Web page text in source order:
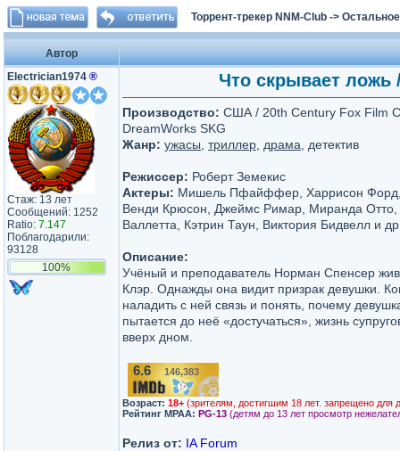
Торрент-трекер NNM-Club -> Остальное
Автор
Electrician1974 ®
Стаж: 13 лет
Сообщений: 1252
Ratio: 7.147
Поблагодарили:
93128
100%
Что скрывает ложь
Производство: США / 20th Century Fox Film
DreamWorks SKG
Жанр: ужасы триллер драма , детектив
Режиссер: Роберт Земекис
Актеры: Мишель Пфайффер, Харрисон Форд,
Венди Крюсон, Джеймс Римар, Миранда
Валлетта, Кэтрин Таун, Виктория Бидвелл и
Описание:
Учёный и преподаватель Норман Спенсер
Клэр. Однажды она видит призрак девушки.
наладить с ней связь и понять, почему
пытается до неё «достучаться», жизнь
вверх дном.
6.6 146,383
Возраст: 18+ (зрителям, достигшим 18 лет. запрещено для
Рейтинг MPAA: PG-13 (детям до 13 лет просмотр
Релиз от: IA Forum